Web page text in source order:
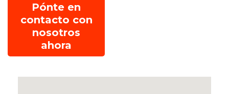
Pónte en
contacto con
nosotros
ahora